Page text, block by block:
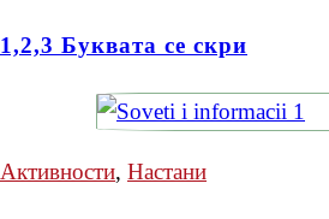
1,2,3 Буквата се скри
Активности, Настани